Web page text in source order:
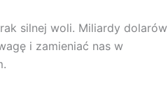
silnej woli. Miliardy dolarów
i zamieniać nas w